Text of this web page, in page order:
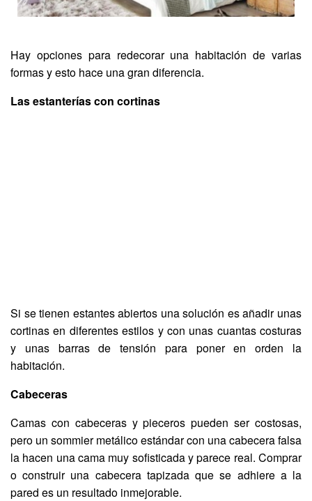
Hay opciones para redecorar una habitación de varias
formas y esto hace una gran diferencia.
Las estanterías con cortinas
Si se tienen estantes abiertos una solución es añadir unas
cortinas en diferentes estilos y con unas cuantas costuras
y unas barras de tensión para poner en orden la
habitación.
Cabeceras
Camas con cabeceras y pieceros pueden ser costosas,
pero un sommier metálico estándar con una cabecera falsa
la hacen una cama muy sofisticada y parece real. Comprar
o construir una cabecera tapizada que se adhiere a la
pared es un resultado inmejorable.